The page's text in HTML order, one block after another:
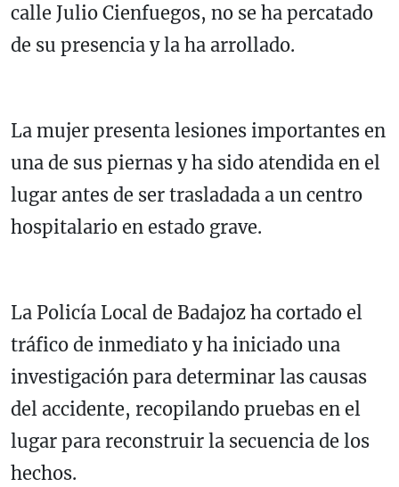
calle Julio Cienfuegos, no se ha percatado
de su presencia y la ha arrollado.
La mujer presenta lesiones importantes en
una de sus piernas y ha sido atendida en el
lugar antes de ser trasladada a un centro
hospitalario en estado grave.
La Policía Local de Badajoz ha cortado el
tráfico de inmediato y ha iniciado una
investigación para determinar las causas
del accidente, recopilando pruebas en el
lugar para reconstruir la secuencia de los
hechos.